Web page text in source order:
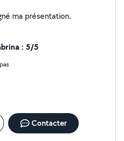
Je n'ai pas encore renseigné ma présentation.
: 5/5
Contacter